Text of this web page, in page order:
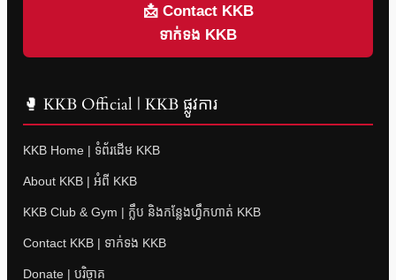
📩 Contact KKB
ទាក់ទង KKB
🥊 KKB Official | KKB ផ្លូវការ
KKB Home | ទំព័រដើម KKB
About KKB | អំពី KKB
KKB Club & Gym | ក្លឹប និងកន្លែងហ្វឹកហាត់ KKB
Contact KKB | ទាក់ទង KKB
Donate | បរិច្ចាគ